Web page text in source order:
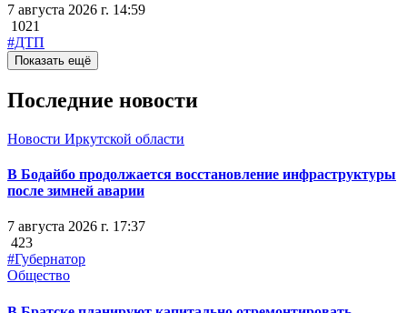
7 августа 2026 г. 14:59
1021
#ДТП
Показать ещё
Последние новости
Новости Иркутской области
В Бодайбо продолжается восстановление инфраструктуры
после зимней аварии
7 августа 2026 г. 17:37
423
#Губернатор
Общество